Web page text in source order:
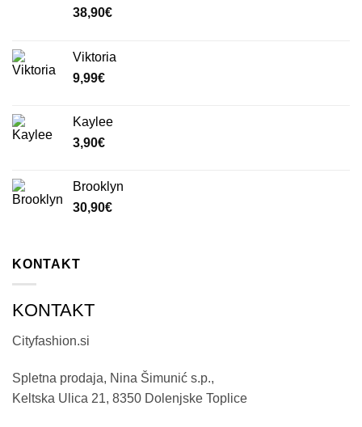
38,90€
Viktoria
9,99€
Kaylee
3,90€
Brooklyn
30,90€
KONTAKT
KONTAKT
Cityfashion.si
Spletna prodaja, Nina Šimunić s.p.,
Keltska Ulica 21, 8350 Dolenjske Toplice